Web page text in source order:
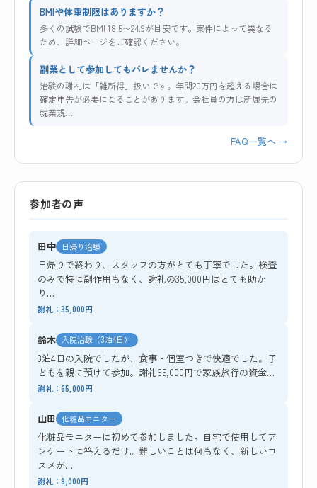
BMIや体重制限はありますか？
多くの試験でBMI 18.5〜24.9が目安です。案件によって異なる
ため、詳細ページをご確認ください。
副業として参加してもバレませんか？
治験の謝礼は「雑所得」扱いです。年間20万円を超える場合は
確定申告が必要になることがあります。会社員の方は所属先の
就業規…
FAQ一覧へ →
参加者の声
田中 日帰り治験
日帰りで終わり、スタッフの方がとても丁寧でした。検査
のみで特に副作用もなく、謝礼の35,000円はとても助か
り…
謝礼：35,000円
鈴木 入院治験（3泊4日）
3泊4日の入院でしたが、食事・個室つきで快適でした。子
どもを親に預けて参加。謝礼65,000円で家族旅行の資金…
謝礼：65,000円
山田 化粧品モニター
化粧品モニターに初めて参加しました。自宅で使用してア
ンケートに答えるだけ。難しいことは何もなく、新しいコ
スメが…
謝礼：8,000円